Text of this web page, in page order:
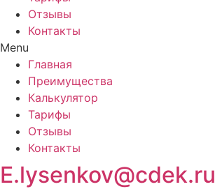
Отзывы
Контакты
Menu
Главная
Преимущества
Калькулятор
Тарифы
Отзывы
Контакты
E.lysenkov@cdek.ru